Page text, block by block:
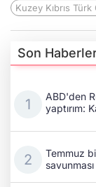
Kuzey Kıbrıs
Son
ABD'den
yaptırım:
Temmuz